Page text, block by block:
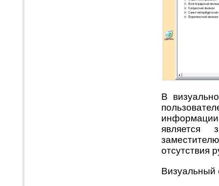
В
является
отсутствия
Визуальный